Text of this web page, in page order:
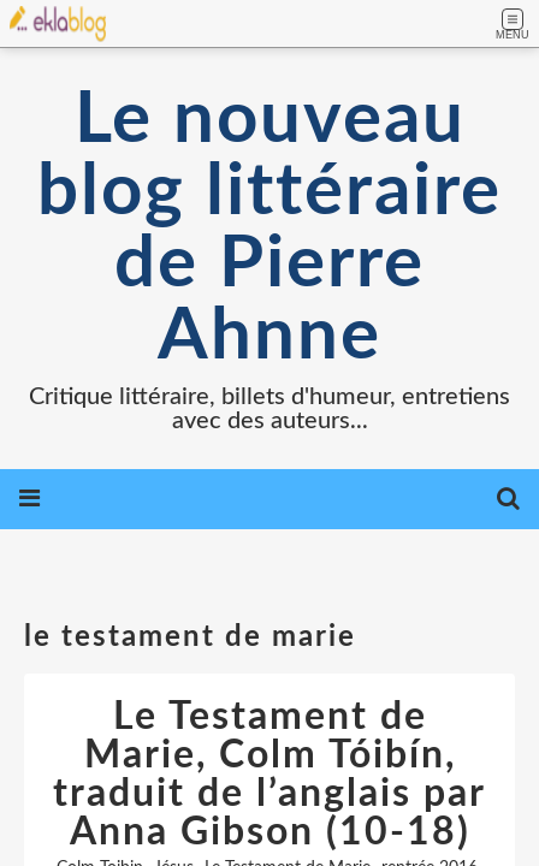
MENU
Le nouveau
blog littéraire
de Pierre
Ahnne
Critique littéraire, billets d'humeur, entretiens
avec des auteurs...
le testament de marie
Le Testament de
Marie, Colm Tóibín,
traduit de l’anglais par
Anna Gibson (10-18)